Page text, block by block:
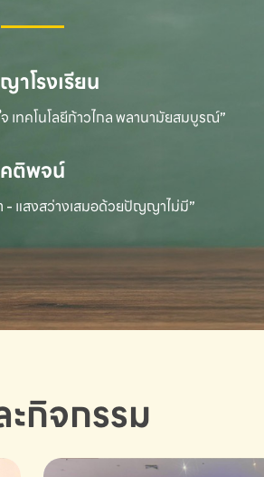
าโรงเรียน
เทคโนโลยีก้าวไกลพลานามัยสมบูรณ์”
คติพจน์
แสงสว่างเสมอด้วยปัญญาไม่มี”
ะกิจกรรม